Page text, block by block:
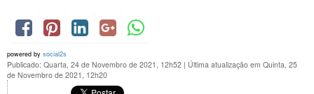
powered by social2s
Publicado: Quarta, 24 de Novembro de 2021, 12h52 | Última atualização em Quinta, 25
de Novembro de 2021, 12h20